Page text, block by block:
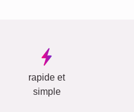
rapide et
simple